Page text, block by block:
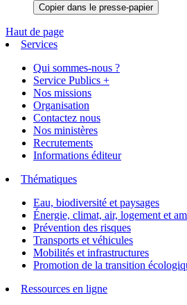
Copier dans le presse-papier
Haut de page
Services
Qui sommes-nous ?
Service Publics +
Nos missions
Organisation
Contactez nous
Nos ministères
Recrutements
Informations éditeur
Thématiques
Eau, biodiversité et paysages
Énergie, climat, air, logement et
Prévention des risques
Transports et véhicules
Mobilités et infrastructures
Promotion de la transition
Ressources en ligne